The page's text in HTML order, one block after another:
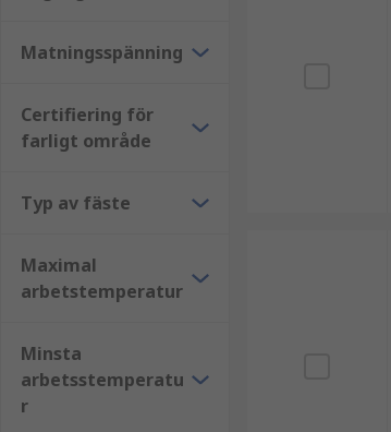
Matningsspänning
Certifiering för
farligt område
Typ av fäste
Maximal
arbetstemperatur
Minsta
arbetsstemperatu
r